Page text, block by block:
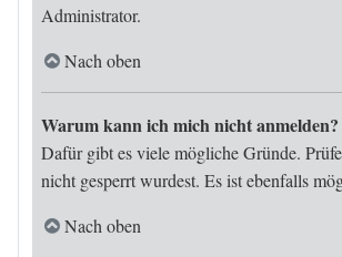
Administrator.
Nach oben
Warum kann ich mich nicht anmelden?
Dafür gibt es viele mögliche Gründe.
nicht gesperrt wurdest. Es ist ebenfalls
Nach oben